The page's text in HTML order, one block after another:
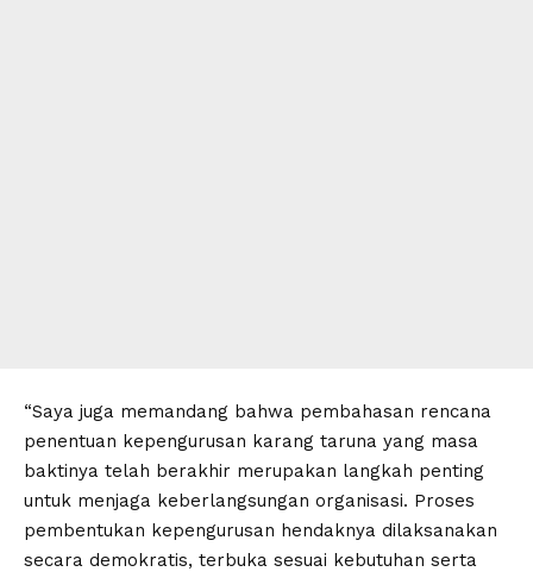
“Saya juga memandang bahwa pembahasan rencana
penentuan kepengurusan karang taruna yang masa
baktinya telah berakhir merupakan langkah penting
untuk menjaga keberlangsungan organisasi. Proses
pembentukan kepengurusan hendaknya dilaksanakan
secara demokratis, terbuka sesuai kebutuhan serta